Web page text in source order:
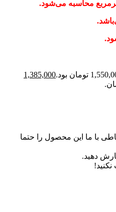
1,385,000
با ما این محصول را حتما
دهید.